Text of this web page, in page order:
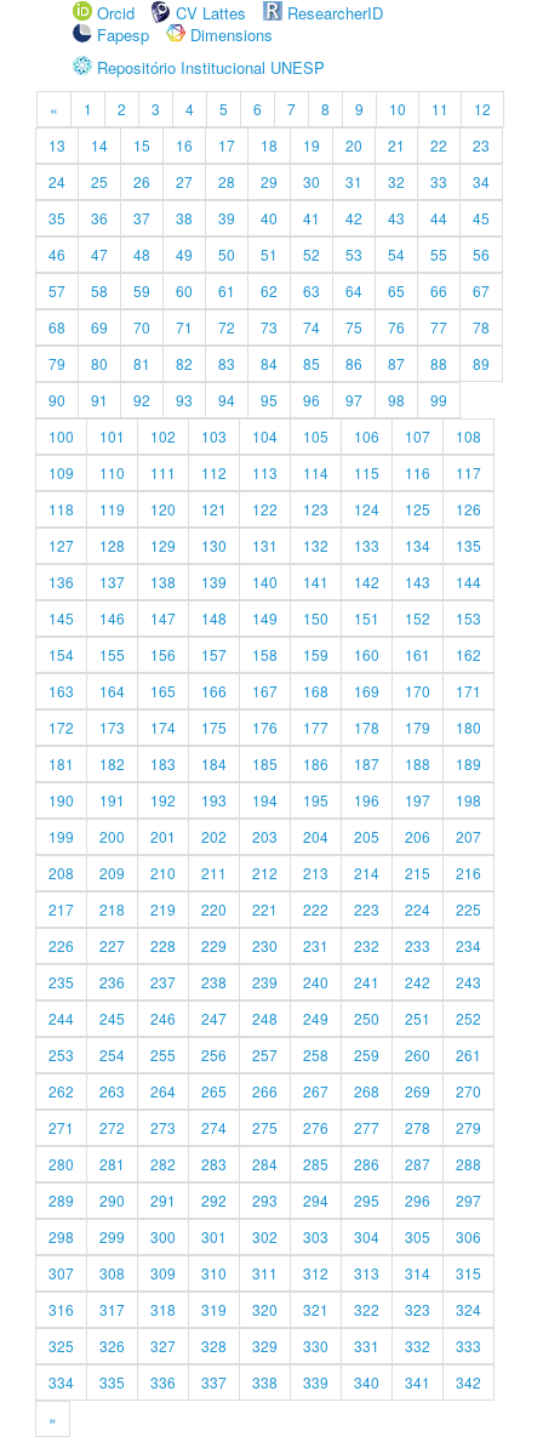
Orcid
CV Lattes
ResearcherID
Fapesp
Dimensions
Repositório Institucional UNESP
« 1 2 3 4 5 6 7 8 9 10 11
12
13
14 15 16 17 18 19 20 21 22
23
24
25 26 27 28 29 30 31 32 33
34
35
36 37 38 39 40 41 42 43 44
45
46
47 48 49 50 51 52 53 54 55
56
57
58 59 60 61 62 63 64 65 66
67
68
69 70 71 72 73 74 75 76 77
78
79
80 81 82 83 84 85 86 87 88
89
90
91 92 93 94 95 96 97 98
99
100
101 102 103 104 105 106 107
108
109
110 111 112 113 114 115 116
117
118
119 120 121 122 123 124 125
126
127
128 129 130 131 132 133 134
135
136
137 138 139 140 141 142 143
144
145
146 147 148 149 150 151 152
153
154
155 156 157 158 159 160 161
162
163
164 165 166 167 168 169 170
171
172
173 174 175 176 177 178 179
180
181
182 183 184 185 186 187 188
189
190
191 192 193 194 195 196 197
198
199
200 201 202 203 204 205 206
207
208
209 210 211 212 213 214 215
216
217
218 219 220 221 222 223 224
225
226
227 228 229 230 231 232 233
234
235
236 237 238 239 240 241 242
243
244
245 246 247 248 249 250 251
252
253
254 255 256 257 258 259 260
261
262
263 264 265 266 267 268 269
270
271
272 273 274 275 276 277 278
279
280
281 282 283 284 285 286 287
288
289
290 291 292 293 294 295 296
297
298
299 300 301 302 303 304 305
306
307
308 309 310 311 312 313 314
315
316
317 318 319 320 321 322 323
324
325
326 327 328 329 330 331 332
333
334
335 336 337 338 339 340 341
342
»